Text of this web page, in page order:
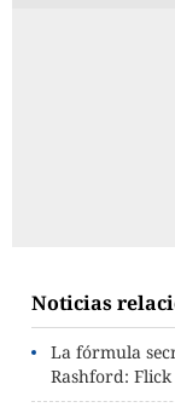
Noticias
La fórmula
Rashford: